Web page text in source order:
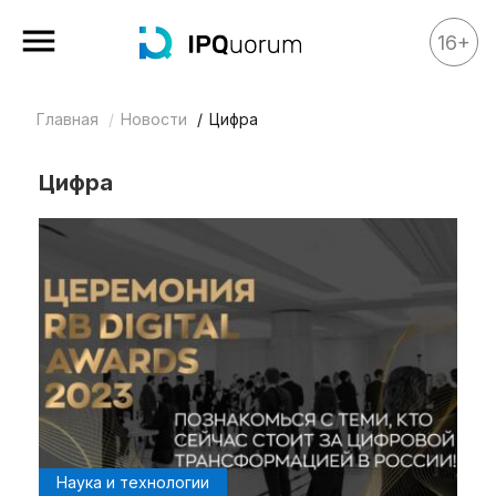
Все материалы
События
IPQ.365
IP Stories
Квиз
О нас
Календарь
16+
Главная Новости Цифра
Цифра
Наука и технологии